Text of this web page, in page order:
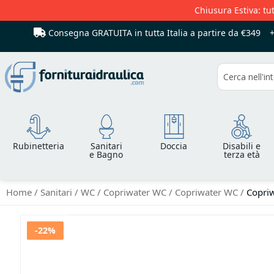
Chiusura Estiva:
Consegna GRATUITA in tutta Italia a partire da €349
Cerca
Rubinetteria Sanitari
e Bagno
Doccia Disabili e
terza età
Home Sanitari WC Copriwater WC Copriwater WC
Vai
-22%